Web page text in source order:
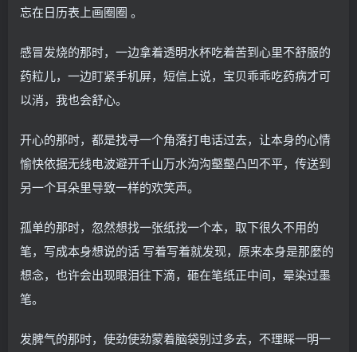
忘在日历表上画圈圈 。
感冒发烧的那时，一边拿着透明水杯吃着苦到心里不舒服的
药粒儿，一边盯紧手机屏，短信上说，宝贝乖乖吃药病才可
以消，我也会舒心。
开心的那时，都是找寻一个角落打电话过去，让本身的心情
愉快依据无线电波避开千山万水沟沟壑壑凸凹不平，传送到
另一个耳朵里导致一样的欢笑声。
孤单的那时，忽然想找一张纸找一个本，取下很久不用的
笔，写成本身想说的话 写着写着就发现，原来本身是那麼的
想念，也许会出现眼泪往下滴，砸在笔纸正中间，晕染过墨
笔。
发脾气的那时，使劲使劲蒙着脑袋别过多去，不理睬一明一